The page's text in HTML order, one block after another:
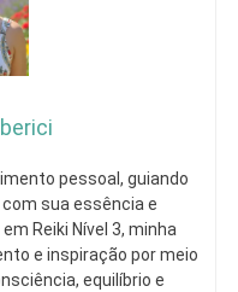
pessoal, guiando
sua essência e
Reiki Nível 3, minha
e inspiração por meio
equilíbrio e